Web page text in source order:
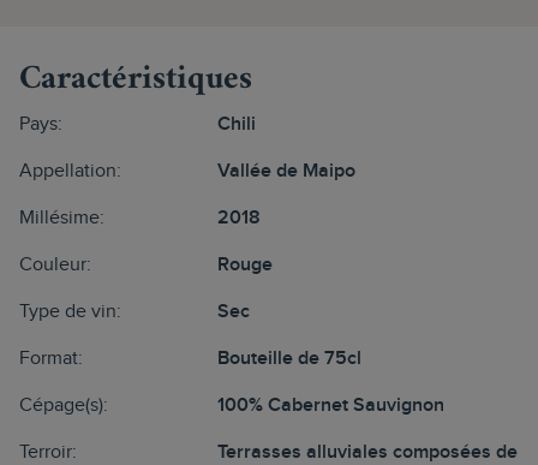
Caractéristiques
Pays: Chili
Appellation: Vallée de Maipo
Millésime: 2018
Couleur: Rouge
Type de vin: Sec
Format: Bouteille de 75cl
Cépage(s): 100% Cabernet Sauvignon
Terroir:
Terrasses alluviales composées de